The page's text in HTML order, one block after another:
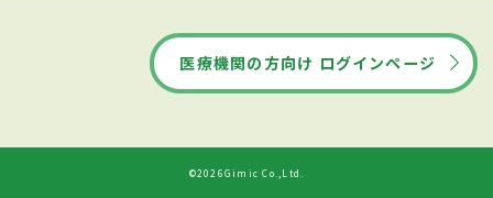
医療機関の方向け ログインページ
©2026Gimic Co.,Ltd.